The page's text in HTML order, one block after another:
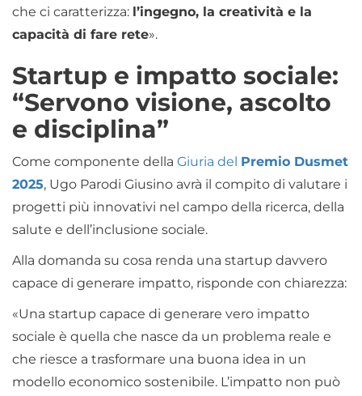
che ci caratterizza: l’ingegno, la creatività e la
capacità di fare rete».
Startup e impatto sociale:
“Servono visione, ascolto
e disciplina”
Come componente della Giuria del Premio Dusmet
2025, Ugo Parodi Giusino avrà il compito di valutare i
progetti più innovativi nel campo della ricerca, della
salute e dell’inclusione sociale.
Alla domanda su cosa renda una startup davvero
capace di generare impatto, risponde con chiarezza:
«Una startup capace di generare vero impatto
sociale è quella che nasce da un problema reale e
che riesce a trasformare una buona idea in un
modello economico sostenibile. L’impatto non può